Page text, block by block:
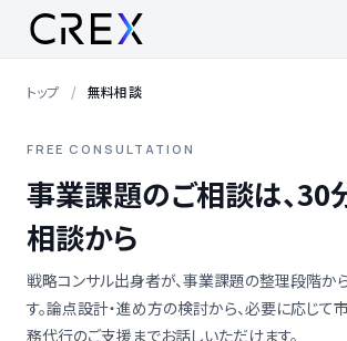
トップ 無料相談
FREE CONSULTATION
事業課題のご相談は、30
相談から
戦略コンサル出身者が、事業課題の整理段階か
す。論点設計・進め方の検討から、必要に応じて
務代行のご支援までお話しいただけます。